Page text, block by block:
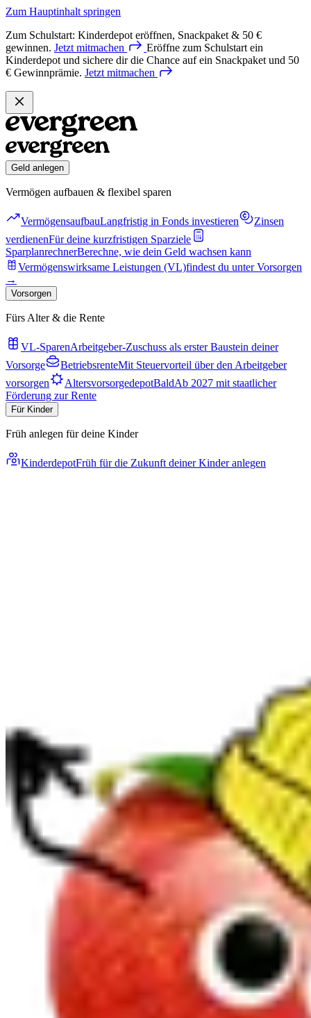
Zum Hauptinhalt springen
Zum Schulstart: Kinderdepot eröffnen, Snackpaket & 50 €
gewinnen. Jetzt mitmachen
Eröffne zum Schulstart ein
Kinderdepot und sichere dir die Chance auf ein Snackpaket und 50
€ Gewinnprämie. Jetzt mitmachen
Geld anlegen
Vermögen aufbauen & flexibel sparen
VermögensaufbauLangfristig in Fonds investieren
Zinsen
verdienenFür deine kurzfristigen Sparziele
SparplanrechnerBerechne, wie dein Geld wachsen kann
Vermögenswirksame Leistungen (VL)findest du unter Vorsorgen
→
Vorsorgen
Fürs Alter & die Rente
VL-SparenArbeitgeber-Zuschuss als erster Baustein deiner
Vorsorge
BetriebsrenteMit Steuervorteil über den Arbeitgeber
vorsorgen
AltersvorsorgedepotBaldAb 2027 mit staatlicher
Förderung zur Rente
Für Kinder
Früh anlegen für deine Kinder
KinderdepotFrüh für die Zukunft deiner Kinder anlegen